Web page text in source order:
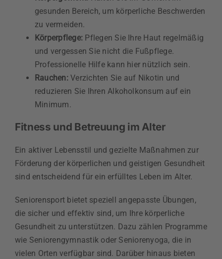
gesunden Bereich, um körperliche Beschwerden
zu vermeiden.
Körperpflege: Pflegen Sie Ihre Haut regelmäßig
und vergessen Sie nicht die Fußpflege.
Professionelle Hilfe kann hier nützlich sein.
Rauchen:Verzichten Sie auf Nikotin und
reduzieren Sie Ihren Alkoholkonsum auf ein
Minimum.
Fitness und Betreuung im Alter
Ein aktiver Lebensstil und gezielte Maßnahmen zur
Förderung der körperlichen und geistigen Gesundheit
sind entscheidend für ein erfülltes Leben im Alter.
Seniorensport bietet speziell angepasste Übungen,
die sicher und effektiv sind, um Ihre körperliche
Gesundheit zu unterstützen. Dazu zählen Programme
wie Seniorengymnastik oder Seniorenyoga, die in
vielen Orten verfügbar sind. Darüber hinaus bieten